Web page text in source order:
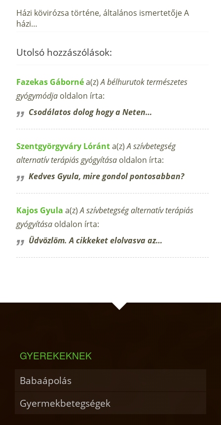
Házi kövirózsa történe, általános ismertetője A
házi…
Utolsó hozzászólások:
Fazekas Gábornéa(z)A bélhurutok természetes
gyógymódja oldalon írta:
Csodálatos dolog hogy a Neten…
Szentgyörgyváry Lóránta(z)A szívbetegség
alternatív terápiás gyógyítása oldalon írta:
Kedves Gyula, mire gondol pontosabban?
Kajos Gyula a(z)A szívbetegség alternatív terápiás
gyógyítása oldalon írta:
Üdvözlöm. A cikkeket elolvasva az…
GYEREKEKNEK
Babaápolás
Gyermekbetegségek